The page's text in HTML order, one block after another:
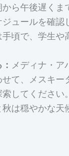
ら午後遅くま
ュールを確認
手頃で、学生や
メディナ・ア
て、メスキー
してください。
秋は穏やかな天